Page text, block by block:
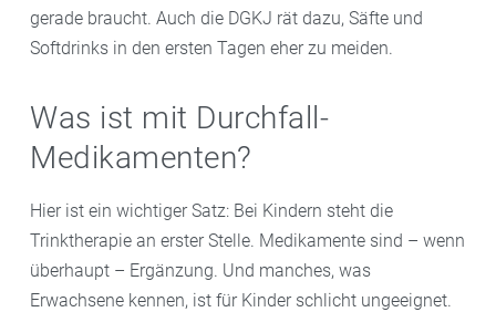
gerade braucht. Auch die DGKJ rät dazu, Säfte und
Softdrinks in den ersten Tagen eher zu meiden.
Was ist mit Durchfall-
Medikamenten?
Hier ist ein wichtiger Satz: Bei Kindern steht die
Trinktherapie an erster Stelle. Medikamente sind – wenn
überhaupt – Ergänzung. Und manches, was
Erwachsene kennen, ist für Kinder schlicht ungeeignet.